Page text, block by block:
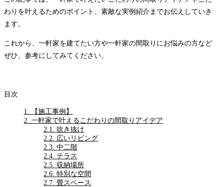
わりを叶えるためのポイント、素敵な実例紹介までお伝えしていき
ます。
これから、一軒家を建てたい方や一軒家の間取りにお悩みの方など
ぜひ、参考にしてみてください。
目次
1.
【施工事例】
2. 一軒家で叶えるこだわりの間取りアイデア
2.1.
吹き抜け
2.2.
広いリビング
2.3. 中二階
2.4. テラス
2.5. 収納場所
2.6. 特別な空間
2.7. 畳スペース